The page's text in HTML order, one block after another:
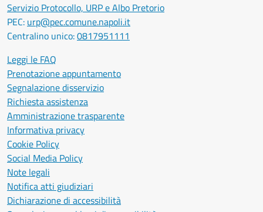
Servizio Protocollo, URP e Albo Pretorio
PEC: urp@pec.comune.napoli.it
Centralino unico:0817951111
Leggi le FAQ
Prenotazione appuntamento
Segnalazione disservizio
Richiesta assistenza
Amministrazione trasparente
Informativa privacy
Cookie Policy
Social Media Policy
Note legali
Notifica atti giudiziari
Dichiarazione di accessibilità